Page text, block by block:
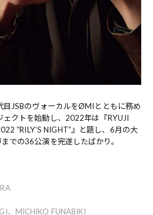
JSBのヴォーカルをØMIとともに務め
クトを始動し、2022年は『RYUJI
“RILY’S NIGHT”』と題し、6月の大
での36公演を完遂したばかり。
、MICHIKO FUNABIKI